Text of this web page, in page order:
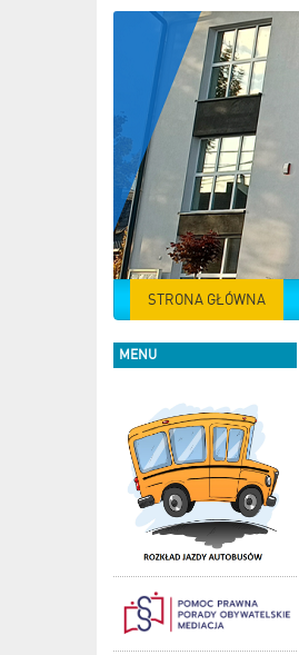
STRONA GŁÓWNA
MENU